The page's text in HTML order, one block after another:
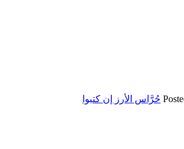
حُرَّاس الأرز إن كتبوا